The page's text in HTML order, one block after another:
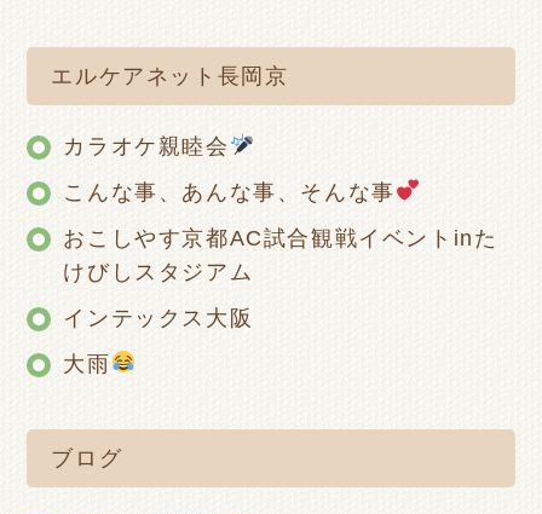
エルケアネット長岡京
カラオケ親睦会
こんな事、あんな事、そんな事
おこしやす京都AC試合観戦イベントinた
けびしスタジアム
インテックス大阪
大雨
ブログ